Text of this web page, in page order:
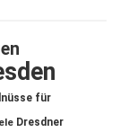
für
Dresdner